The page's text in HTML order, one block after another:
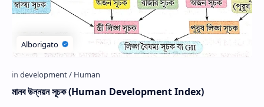
মানব উন্নয়ন সূচক (Human Development Index)